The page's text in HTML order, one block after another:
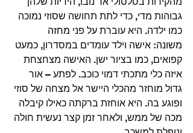
גבוהות מדי, כדי לתת תחושה שסוזי נמוכה
כמו ילדה. היא עוברת על פני מחזה
משונה: אישה וילד עומדים במסדרון, כמעט
קפואים, כמו בציור ישן. האישה מצחצחת
איזה כלי מתכתי דמוי כוכב. לפתע – אור
גדול מוחזר מהכלי היישר אל מצחה של סוזי
ופוגע בה. היא אוחזת ברקתה כאילו קיבלה
מכה של ממש, ולאחר זמן קצר נעשית חולה